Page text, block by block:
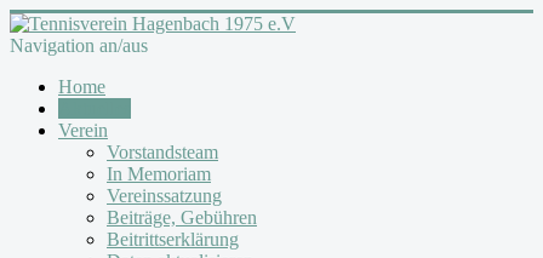
Navigation an/aus
Home
Verein
Vorstandsteam
In Memoriam
Vereinssatzung
Beiträge, Gebühren
Beitrittserklärung